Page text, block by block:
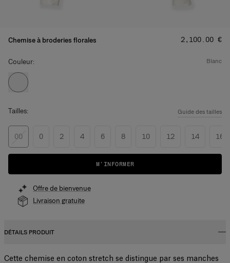
Chemise à broderies florales Prix:
‌2,100.00 €
Couleur: blanc
Tailles: Guide des tailles
00 0 2 4 6 8 10 12 14 16
M’INFORMER
Offre de bienvenue
Livraison gratuite
DÉTAILS PRODUIT
Cette chemise en coton stretch se distingue par ses manches